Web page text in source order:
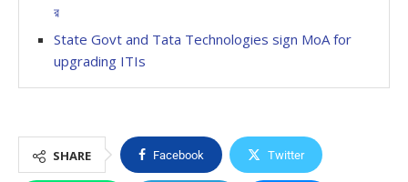
র
State Govt and Tata Technologies sign MoA for
upgrading ITIs
SHARE Facebook Twitter